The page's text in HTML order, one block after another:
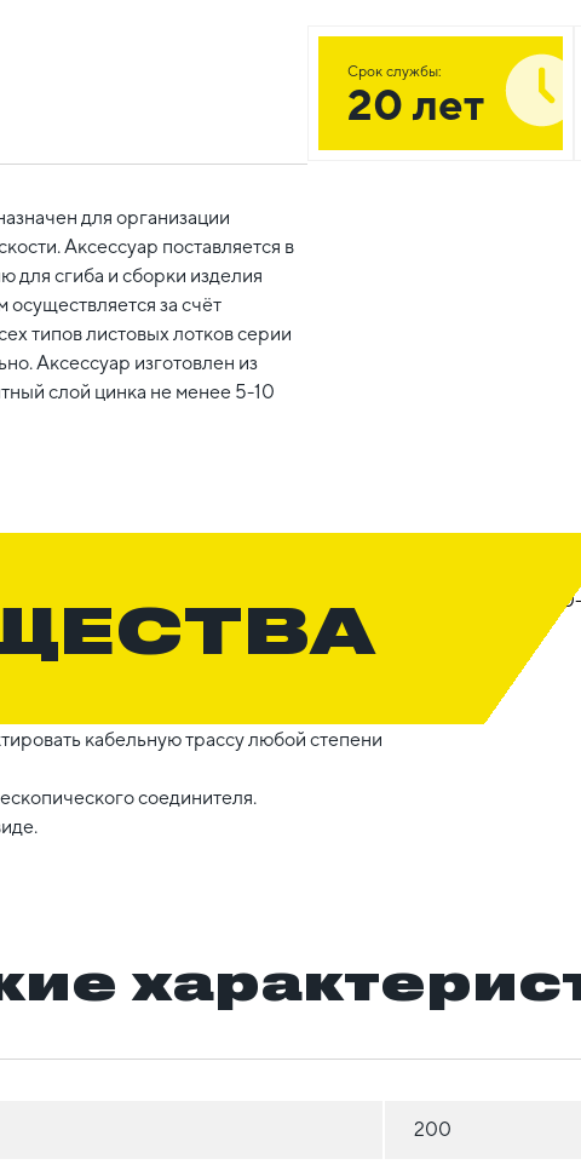
для организации
Аксессуар поставляется в
сгиба и сборки изделия
осуществляется за счёт
типов листовых лотков серии
Аксессуар изготовлен из
слой цинка не менее 5-10
Срок службы:
20 лет
кабельную трассу любой степени
соединителя.
200